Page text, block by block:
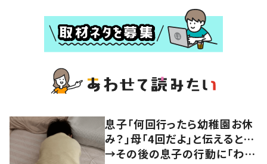
息子「何回行ったら幼稚園お休
み？」母「4回だよ」と伝えると…
→その後の息子の行動に「わか